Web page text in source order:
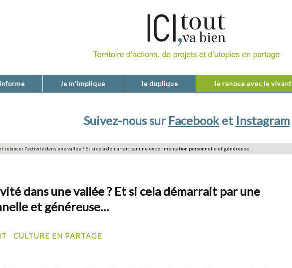
Je m'implique Je duplique Je renoue avec le vivant
Suivez-nous sur Facebooket Instagram
relancer l'activité dans une vallée ? Et si cela démarrait par une expérimentation personnelle et généreuse…
dans une vallée ? Et si cela démarrait par une
et généreuse…
CULTURE EN PARTAGE